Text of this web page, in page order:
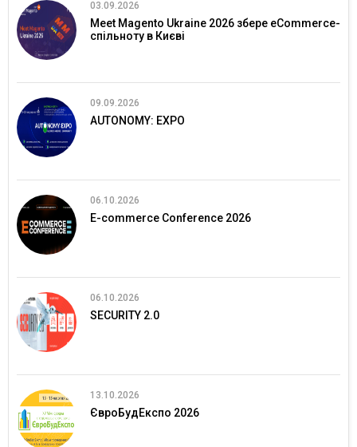
03.09.2026
Meet Magento Ukraine 2026 збере eCommerce-
спільноту в Києві
09.09.2026
AUTONOMY: EXPO
06.10.2026
E-commerce Conference 2026
06.10.2026
SECURITY 2.0
13.10.2026
ЄвроБудЕкспо 2026